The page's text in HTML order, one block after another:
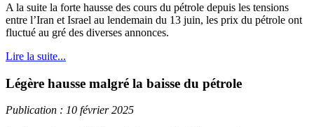
A la suite la forte hausse des cours du pétrole depuis les tensions
entre l’Iran et Israel au lendemain du 13 juin, les prix du pétrole ont
fluctué au gré des diverses annonces.
Lire la suite...
Légère hausse malgré la baisse du pétrole
Publication : 10 février 2025